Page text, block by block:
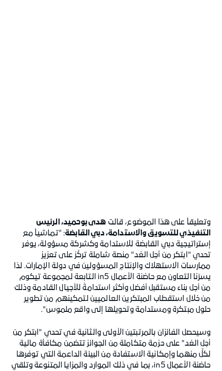
وتعليقاً على هذا الموضوع، قالت هدى بوحميد، الرئيس
التنفيذي للتسويق والاستدامة، دبي القابضة: "تماشياً مع
إستراتيجية دبي القابضة للاستدامة وكشركة مسؤولة، يوفر
تحدي "ابتكر من أجل الغد" منصة شاملة تركّز على تعزيز
ممارسات الاستهلاك والإنتاج المسؤولين في دولة الإمارات. لذا
يسرّنا التعاون مع حاضنة الأعمال in5 التابعة لمجموعة تيكوم
من أجل بناء مستقبل أفضل وأكثر استدامةً للأجيال القادمة وذلك
من خلال استقطاب المبتكرين العالميين لتمكينهم من تطوير
حلول مبتكرة ومستدامة وتحويلها إلى واقع ملموس".
وسيحصل الفائزان بالمرتبتين الأولى والثانية في تحدي "ابتكر من
أجل الغد" على حزمة متكاملة من الجوائز تتضمن مكافأة مالية
لكلٍّ منهما وإمكانية الاستفادة من البيئة الداعمة التي توفرها
حاضنة الأعمال in5، بما في ذلك الموارد والمزايا المتنوعة وتلقي